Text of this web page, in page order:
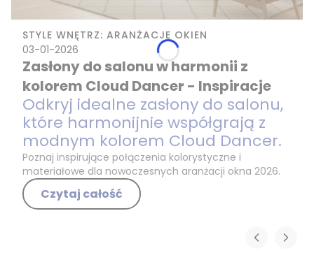
STYLE WNĘTRZ: ARANŻACJE OKIEN
03-01-2026
Zasłony do salonu w harmonii z
kolorem Cloud Dancer - Inspiracje
Odkryj idealne zasłony do salonu,
które harmonijnie współgrają z
modnym kolorem Cloud Dancer.
Poznaj inspirujące połączenia kolorystyczne i
materiałowe dla nowoczesnych aranżacji okna 2026.
Czytaj całość